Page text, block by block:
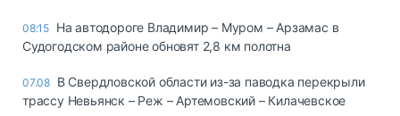
08:15 На автодороге Владимир – Муром – Арзамас в
Судогодском районе обновят 2,8 км полотна
07.08 В Свердловской области из-за паводка перекрыли
трассу Невьянск – Реж – Артемовский – Килачевское